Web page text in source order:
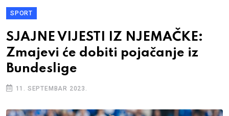
SPORT
SJAJNE VIJESTI IZ NJEMAČKE:
Zmajevi će dobiti pojačanje iz
Bundeslige
11. SEPTEMBAR 2023.